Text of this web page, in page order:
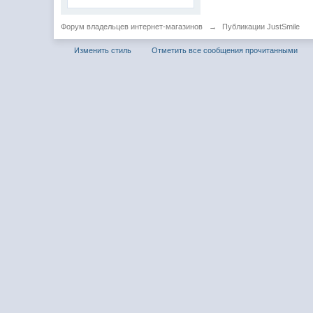
Форум владельцев интернет-магазинов → Публикации JustSmile
Изменить стиль Отметить все сообщения прочитанными